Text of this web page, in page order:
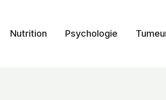
Nutrition Psychologie